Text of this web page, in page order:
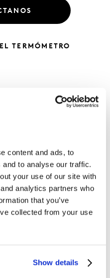
content and ads, to
to analyse our traffic.
your use of our site with
analytics partners who
that you’ve
collected from your use
Show details
TERMÓMETRO
de cruzar
semana después
en América Latina.
cruzar las principales
de las personas con los
semana justo
aunque la escasez de